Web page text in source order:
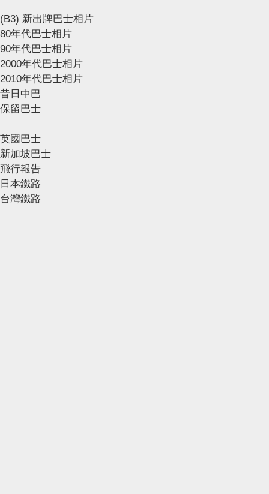
(B3) 新出牌巴士相片
80年代巴士相片
90年代巴士相片
2000年代巴士相片
2010年代巴士相片
昔日中巴
保留巴士
英國巴士
新加坡巴士
飛行報告
日本鐵路
台灣鐵路